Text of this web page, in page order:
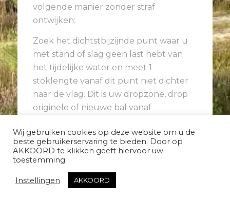
volgende manier zonder straf
ontwijken:
Zoek het dichtstbijzijnde punt waar u
met stand of slag geen last hebt van
het tijdelijke water en meet 1
stoklengte vanaf dit punt niet dichter
naar de vlag. Dit is uw dropzone, drop
originele of nieuwe bal vanaf
worden.
Wij gebruiken cookies op deze website om u de
beste gebruikerservaring te bieden. Door op
AKKOORD te klikken geeft hiervoor uw
toestemming.
Instellingen AKKOORD